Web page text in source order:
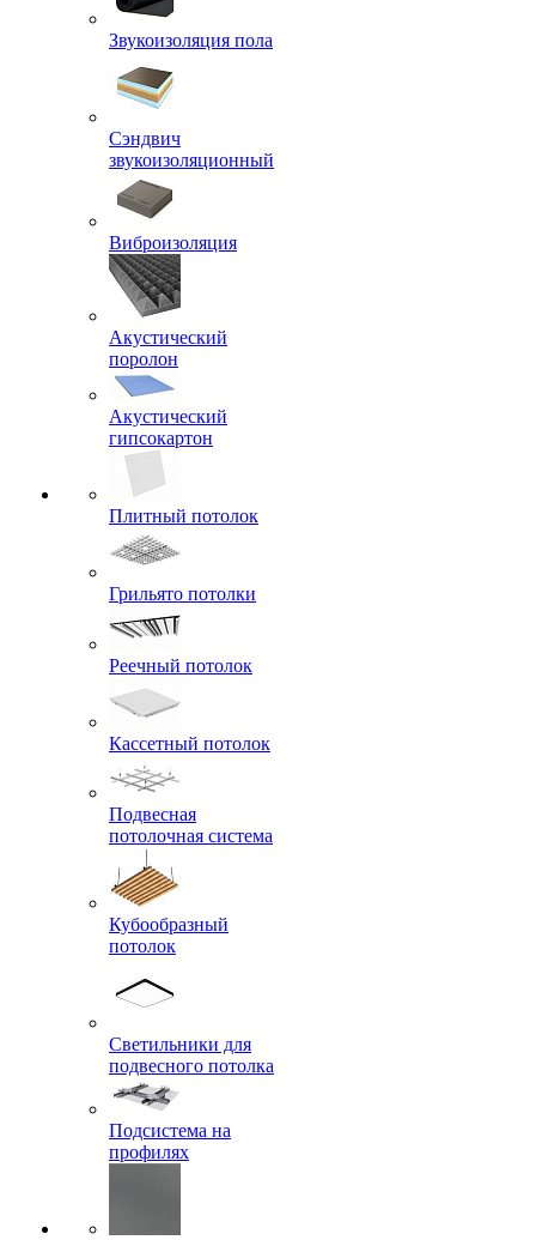
Звукоизоляция пола
Сэндвич
звукоизоляционный
Виброизоляция
Акустический
поролон
Акустический
гипсокартон
Плитный потолок
Грильято потолки
Реечный потолок
Кассетный потолок
Подвесная
потолочная система
Кубообразный
потолок
Светильники для
подвесного потолка
Подсистема на
профилях